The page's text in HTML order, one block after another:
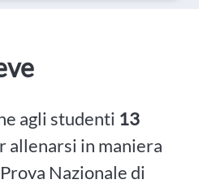
agli studenti 13
allenarsi in maniera
Nazionale di